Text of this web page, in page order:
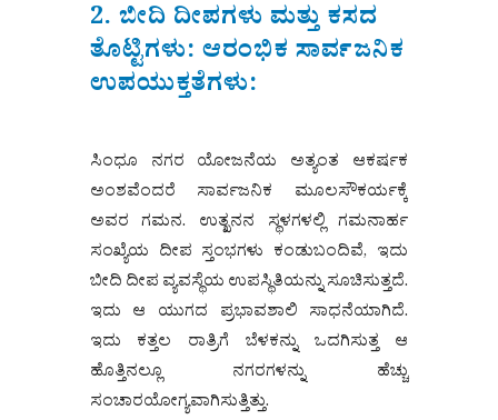
2. ಬೀದಿ ದೀಪಗಳು ಮತ್ತು ಕಸದ
ತೊಟ್ಟಿಗಳು: ಆರಂಭಿಕ ಸಾರ್ವಜನಿಕ
ಉಪಯುಕ್ತತೆಗಳು:
ಸಿಂಧೂ ನಗರ ಯೋಜನೆಯ ಅತ್ಯಂತ ಆಕರ್ಷಕ
ಅಂಶವೆಂದರೆ ಸಾರ್ವಜನಿಕ ಮೂಲಸೌಕರ್ಯಕ್ಕೆ
ಅವರ ಗಮನ. ಉತ್ಖನನ ಸ್ಥಳಗಳಲ್ಲಿ ಗಮನಾರ್ಹ
ಸಂಖ್ಯೆಯ ದೀಪ ಸ್ತಂಭಗಳು ಕಂಡುಬಂದಿವೆ, ಇದು
ಬೀದಿ ದೀಪ ವ್ಯವಸ್ಥೆಯ ಉಪಸ್ಥಿತಿಯನ್ನು ಸೂಚಿಸುತ್ತದೆ.
ಇದು ಆ ಯುಗದ ಪ್ರಭಾವಶಾಲಿ ಸಾಧನೆಯಾಗಿದೆ.
ಇದು ಕತ್ತಲ ರಾತ್ರಿಗೆ ಬೆಳಕನ್ನು ಒದಗಿಸುತ್ತ ಆ
ಹೊತ್ತಿನಲ್ಲೂ ನಗರಗಳನ್ನು ಹೆಚ್ಚು
ಸಂಚಾರಯೋಗ್ಯವಾಗಿಸುತ್ತಿತ್ತು.